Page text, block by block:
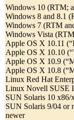
Windows 10 (RTM;
Windows 8 and 8.1
Windows 7 (RTM
Windows Vista
Apple OS X 10.11
Apple OS X 10.10
Apple OS X 10.9
Apple OS X 10.8
Linux Red Hat
Linux Novell SUSE
SUN Solaris 10 x86/
SUN Solaris 9/04
newer